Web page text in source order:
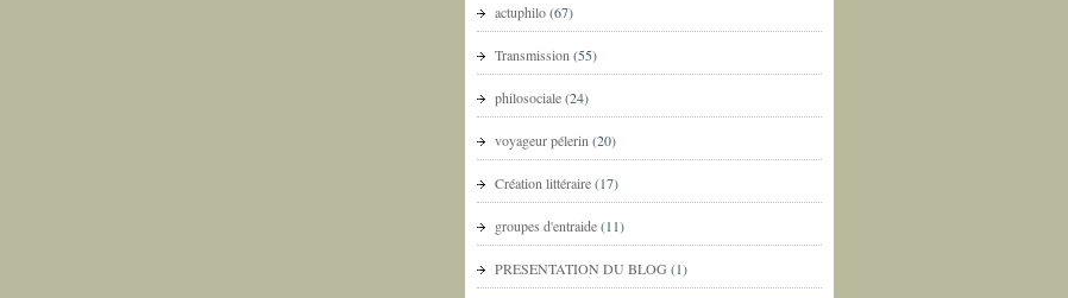
actuphilo(67)
Transmission (55)
philosociale(24)
voyageur pélerin (20)
Création littéraire(17)
groupes d'entraide(11)
PRESENTATION DU BLOG (1)